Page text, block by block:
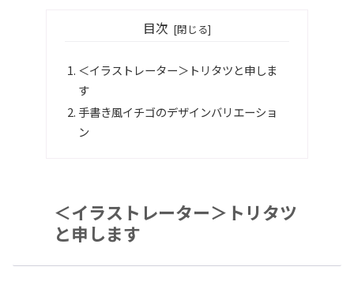
目次
＜イラストレーター＞トリタツと申しま
す
手書き風イチゴのデザインバリエーショ
ン
＜イラストレーター＞トリタツ
と申します